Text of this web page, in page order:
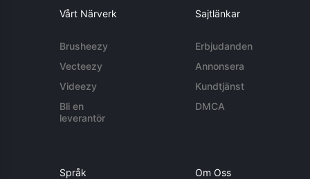
Vårt Närverk
Brusheezy
Vecteezy
Videezy
Bli en
leverantör
Sajtlänkar
Erbjudanden
Annonsera
Kundtjänst
DMCA
Språk Om Oss